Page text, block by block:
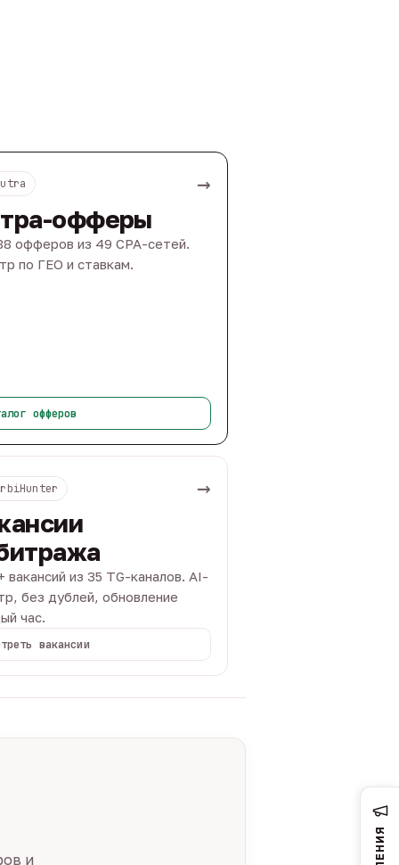
→
офферы
офферов из 49 CPA-сетей.
по ГЕО и ставкам.
офферов
→
вакансий из 35 TG-каналов. AI-
без дублей, обновление
час.
вакансии
и